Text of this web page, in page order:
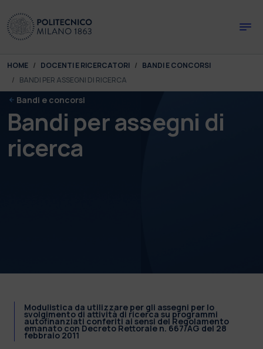
You are here:
HOME DOCENTI E RICERCATORI
BANDI E CONCORSI
BANDI PER ASSEGNI DI RICERCA
Bandi e concorsi
Bandi per assegni di
ricerca
Modulistica da utilizzare per gli assegni per lo
svolgimento di attività di ricerca su programmi
autofinanziati conferiti ai sensi del Regolamento
emanato con Decreto Rettorale n. 667/AG del 28
febbraio 2011